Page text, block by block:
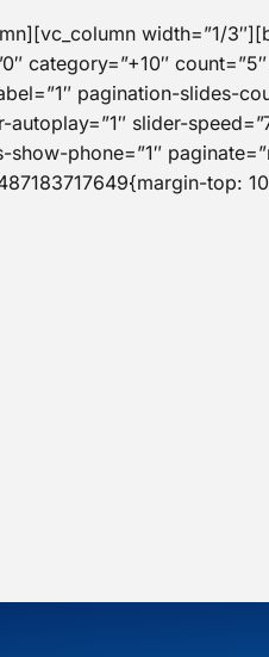
width=”1/
category=”+10″
pagination-slides-
autoplay=”1″ slider-
show-phone=”1″
top: